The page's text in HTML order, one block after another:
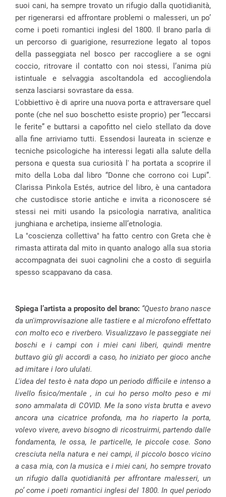
suoi cani, ha sempre trovato un rifugio dalla quotidianità,
per rigenerarsi ed affrontare problemi o malesseri, un po’
come i poeti romantici inglesi del 1800. Il brano parla di
un percorso di guarigione, resurrezione legato al topos
della passeggiata nel bosco per raccogliere a se ogni
coccio, ritrovare il contatto con noi stessi, l’anima più
istintuale e selvaggia ascoltandola ed accogliendola
senza lasciarsi sovrastare da essa.
L'obbiettivo è di aprire una nuova porta e attraversare quel
ponte (che nel suo boschetto esiste proprio) per “leccarsi
le ferite” e buttarsi a capofitto nel cielo stellato da dove
alla fine arriviamo tutti. Essendosi laureata in scienze e
tecniche psicologiche ha interessi legati alla salute della
persona e questa sua curiosità l' ha portata a scoprire il
mito della Loba dal libro “Donne che corrono coi Lupi”.
Clarissa Pinkola Estés, autrice del libro, è una cantadora
che custodisce storie antiche e invita a riconoscere sé
stessi nei miti usando la psicologia narrativa, analitica
junghiana e archetipa, insieme all’etnologia.
La "coscienza collettiva" ha fatto centro con Greta che è
rimasta attirata dal mito in quanto analogo alla sua storia
accompagnata dei suoi cagnolini che a costo di seguirla
spesso scappavano da casa.
Spiega l’artista a proposito del brano: “Questo brano nasce
da un'improvvisazione alle tastiere e al microfono effettato
con molto eco e riverbero. Visualizzavo le passeggiate nei
boschi e i campi con i miei cani liberi, quindi mentre
buttavo giù gli accordi a caso, ho iniziato per gioco anche
ad imitare i loro ululati.
L'idea del testo è nata dopo un periodo difficile e intenso a
livello fisico/mentale , in cui ho perso molto peso e mi
sono ammalata di COVID. Me la sono vista brutta e avevo
ancora una cicatrice profonda, ma ho riaperto la porta,
volevo vivere, avevo bisogno di ricostruirmi, partendo dalle
fondamenta, le ossa, le particelle, le piccole cose. Sono
cresciuta nella natura e nei campi, il piccolo bosco vicino
a casa mia, con la musica e i miei cani, ho sempre trovato
un rifugio dalla quotidianità per affrontare malesseri, un
po’ come i poeti romantici inglesi del 1800. In quel periodo